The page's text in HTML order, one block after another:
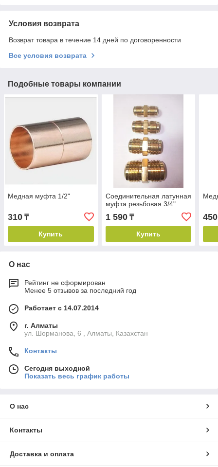
Условия возврата
Возврат товара в течение 14 дней по договоренности
Все условия возврата
Подобные товары компании
Медная муфта 1/2"
310 ₸
Купить
Соединительная латунная
муфта резьбовая 3/4"
1 590₸
Купить
450
О нас
Рейтинг не сформирован
Менее 5 отзывов за последний год
Работает с 14.07.2014
г. Алматы
ул. Шорманова, 6 , Алматы, Казахстан
Контакты
Сегодня выходной
Показать весь график работы
О нас
Контакты
Доставка и оплата